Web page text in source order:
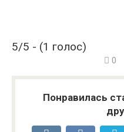
5/5 - (1 голос)
0
Понравилась